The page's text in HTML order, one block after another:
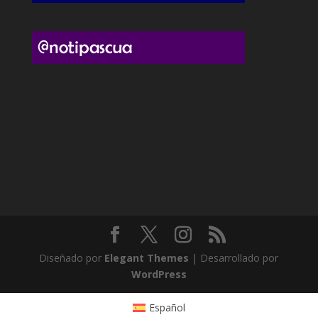
Diseñado por Elegant Themes | Desarrollado por
WordPress
Español